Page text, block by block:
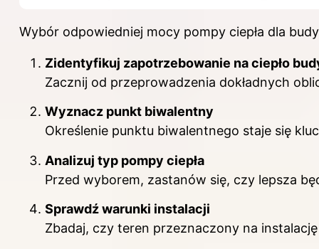
Wybór odpowiedniej mocy pompy ciepła dla
Zidentyfikuj zapotrzebowanie na ciepło
Zacznij od przeprowadzenia dokładnych
Wyznacz punkt biwalentny
Określenie punktu biwalentnego staje się
Analizuj typ pompy ciepła
Przed wyborem, zastanów się, czy lepsza
Sprawdź warunki instalacji
Zbadaj, czy teren przeznaczony na